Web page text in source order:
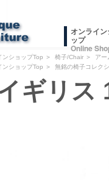
オンライ
ップ
Online
ンショップTop ＞ 椅子/Chair ＞
アー
ンショップTop ＞ 無銘の椅子コレク
ギリス